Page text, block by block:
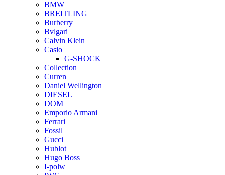
BMW
BREITLING
Burberry
Bvlgari
Calvin Klein
Casio
G-SHOCK
Collection
Curren
Daniel Wellington
DIESEL
DOM
Emporio Armani
Ferrari
Fossil
Gucci
Hublot
Hugo Boss
I-polw